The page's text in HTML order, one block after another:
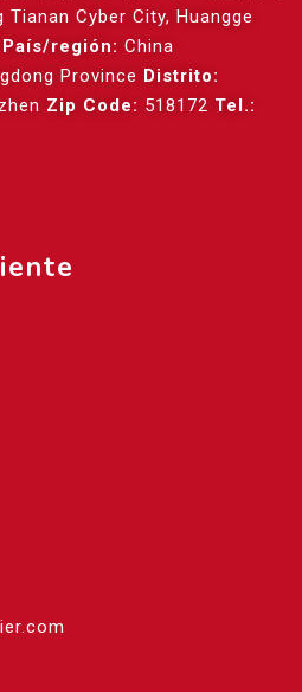
Tianan Cyber City, Huangge
País/región: China
Province Distrito:
Zip Code: 518172 Tel.: